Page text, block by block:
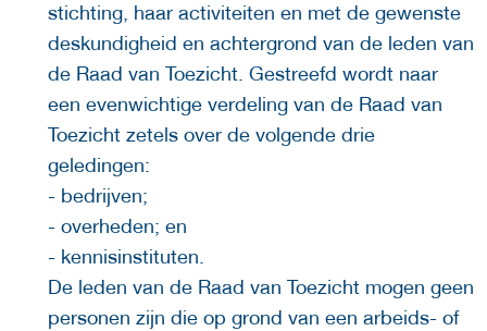
stichting, haar activiteiten en met de gewenste
deskundigheid en achtergrond van de leden van
de Raad van Toezicht. Gestreefd wordt naar
een evenwichtige verdeling van de Raad van
Toezicht zetels over de volgende drie
geledingen:
- bedrijven;
- overheden; en
- kennisinstituten.
De leden van de Raad van Toezicht mogen geen
personen zijn die op grond van een arbeids- of